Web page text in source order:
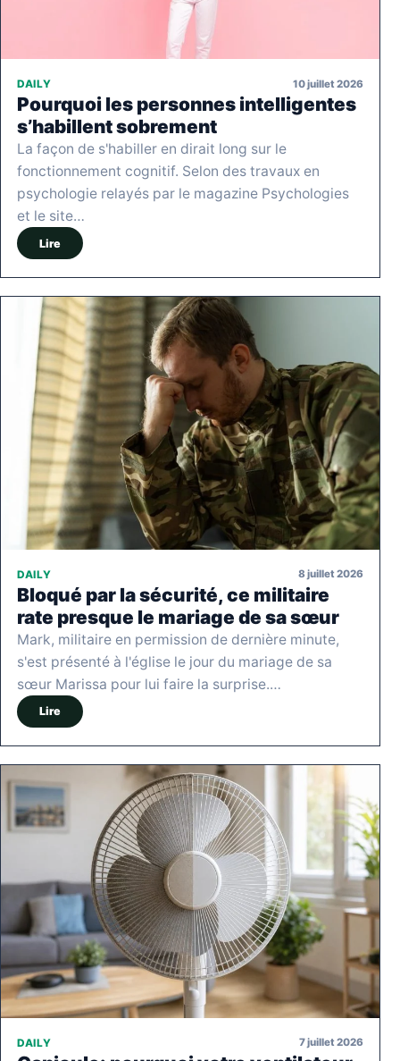
DAILY 10 juillet 2026
Pourquoi les personnes intelligentes
s’habillent sobrement
La façon de s'habiller en dirait long sur le
fonctionnement cognitif. Selon des travaux en
psychologie relayés par le magazine Psychologies
et le site…
Lire
DAILY 8 juillet 2026
Bloqué par la sécurité, ce militaire
rate presque le mariage de sa sœur
Mark, militaire en permission de dernière minute,
s'est présenté à l'église le jour du mariage de sa
sœur Marissa pour lui faire la surprise.…
Lire
DAILY 7 juillet 2026